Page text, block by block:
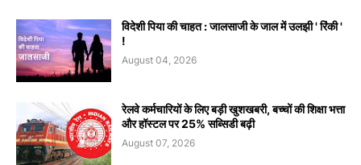
विदेशी पिया की चाहत : जालसाजी के जाल में उलझी ' रिंकी '
!
August 04, 2026
रेलवे कर्मचारियों के लिए बड़ी खुशखबरी, बच्चों की शिक्षा भत्ता
और हॉस्टल पर 25% सब्सिडी बढ़ी
August 07, 2026